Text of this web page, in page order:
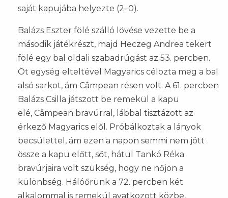
saját kapujába helyezte (2–0).
Balázs Eszter fölé szálló lövése vezette be a
második játékrészt, majd Heczeg Andrea tekert
fölé egy bal oldali szabadrúgást az 53. percben.
Öt egység elteltével Magyarics célozta meg a bal
alsó sarkot, ám Câmpean résen volt. A 61. percben
Balázs Csilla játszott be remekül a kapu
elé, Câmpean bravúrral, lábbal tisztázott az
érkező Magyarics elől. Próbálkoztak a lányok
becsülettel, ám ezen a napon semmi nem jött
össze a kapu előtt, sőt, hátul Tankó Réka
bravúrjaira volt szükség, hogy ne nőjön a
különbség. Hálóőrünk a 72. percben két
alkalommal is remekül avatkozott közbe,